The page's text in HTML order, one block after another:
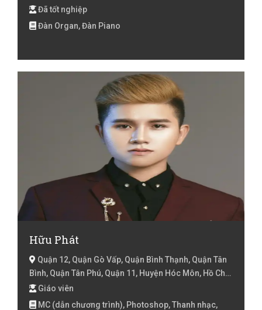
Đã tốt nghiệp
Đàn Organ, Đàn Piano
Hữu Phát
Quận 12, Quận Gò Vấp, Quận Bình Thạnh, Quận Tân
Bình, Quận Tân Phú, Quận 11, Huyện Hóc Môn, Hồ Chí
MinhGiáo viên
MC (dẫn chương trình), Photoshop, Thanh nhạc,